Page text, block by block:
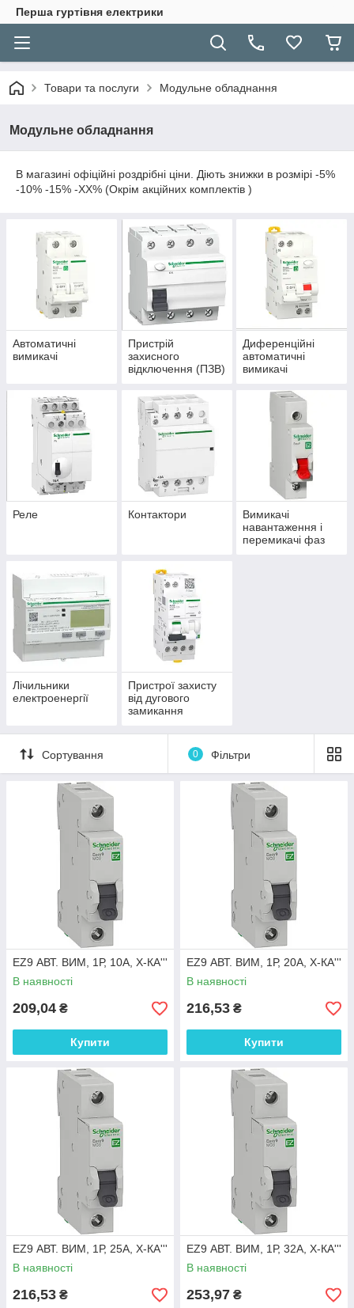
Перша гуртівня електрики
Товари та послуги Модульне обладнання
Модульне обладнання
В магазині офіційні роздрібні ціни. Діють знижки в розмірі -5%
-10% -15% -ХХ% (Окрім акційних комплектів )
Автоматичні
вимикачі
Пристрій
захисного
відключення (ПЗВ)
Диференційні
автоматичні
вимикачі
Реле Контактори
Вимикачі
навантаження і
перемикачі фаз
Лічильники
електроенергії
Пристрої захисту
від дугового
замикання
Сортування 0 Фільтри
EZ9 АВТ. ВИМ, 1Р, 10А, Х-КА'''
В наявності
209,04 ₴
Купити
EZ9 АВТ. ВИМ, 1Р, 20А, Х-КА'''
В наявності
216,53 ₴
Купити
EZ9 АВТ. ВИМ, 1Р, 25А, Х-КА'''
В наявності
216,53 ₴
EZ9 АВТ. ВИМ, 1Р, 32А, Х-КА'''
В наявності
253,97 ₴